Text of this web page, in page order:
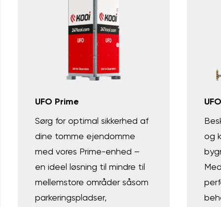
UFO Prime
Sørg for optimal sikkerhed af
dine tomme ejendomme
med vores Prime-enhed –
en ideel løsning til mindre til
mellemstore områder såsom
parkeringspladser,
og